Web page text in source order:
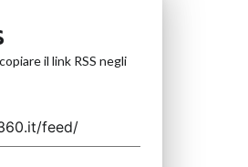
il link RSS negli